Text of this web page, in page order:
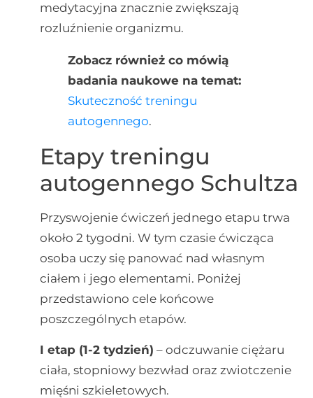
medytacyjna znacznie zwiększają
rozluźnienie organizmu.
Zobacz również co mówią
badania naukowe na temat:
Skuteczność treningu
autogennego.
Etapy treningu
autogennego Schultza
Przyswojenie ćwiczeń jednego etapu trwa
około 2 tygodni. W tym czasie ćwicząca
osoba uczy się panować nad własnym
ciałem i jego elementami. Poniżej
przedstawiono cele końcowe
poszczególnych etapów.
I etap (1-2 tydzień) – odczuwanie ciężaru
ciała, stopniowy bezwład oraz zwiotczenie
mięśni szkieletowych.